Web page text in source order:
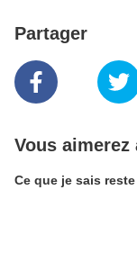
Partager
Vous aimerez
Ce que je sais reste